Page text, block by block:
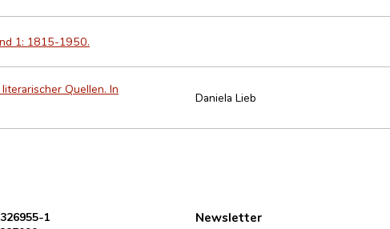
1: 1815-1950.
Quellen. In
Daniela Lieb
1
Newsletter